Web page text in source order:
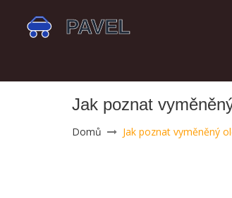
Jak poznat
Domů Jak poznat vyměněný